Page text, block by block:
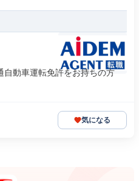
自動車運転免許をお持ちの方
気になる